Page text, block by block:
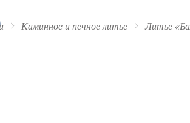
+7 (909) 060-68-90
Каминное и печное литье Литье